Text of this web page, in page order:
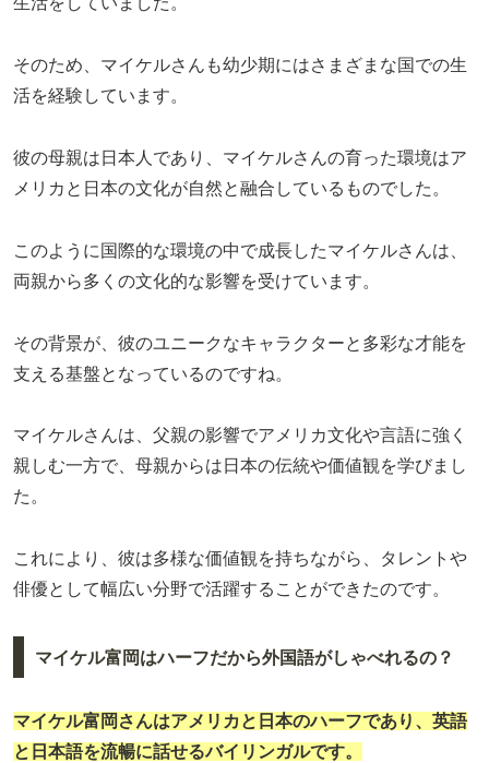
そのため、マイケルさんも幼少期にはさまざまな国での生
活を経験しています。
彼の母親は日本人であり、マイケルさんの育った環境はア
メリカと日本の文化が自然と融合しているものでした。
このように国際的な環境の中で成長したマイケルさんは、
両親から多くの文化的な影響を受けています。
その背景が、彼のユニークなキャラクターと多彩な才能を
支える基盤となっているのですね。
マイケルさんは、父親の影響でアメリカ文化や言語に強く
親しむ一方で、母親からは日本の伝統や価値観を学びまし
た。
これにより、彼は多様な価値観を持ちながら、タレントや
俳優として幅広い分野で活躍することができたのです。
マイケル富岡はハーフだから外国語がしゃべれるの？
マイケル富岡さんはアメリカと日本のハーフであり、英語
と日本語を流暢に話せるバイリンガルです。